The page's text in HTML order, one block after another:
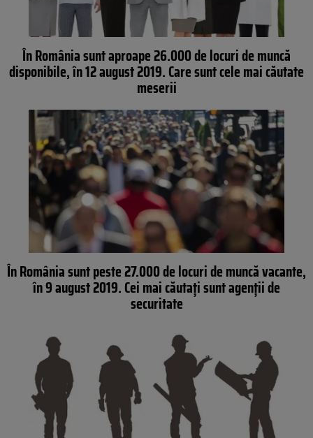
În România sunt aproape 26.000 de locuri de muncă
disponibile, în 12 august 2019. Care sunt cele mai căutate
meserii
În România sunt peste 27.000 de locuri de muncă vacante,
în 9 august 2019. Cei mai căutați sunt agenții de
securitate